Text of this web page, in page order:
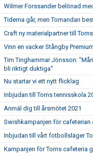
Wilmer Forssander belönad
Tiderna går, men Tornandan
Craft ny materialpartner till
Vinn en vacker Stångby
Tim Tinghammar Jönsson:
bli riktigt duktiga"
Nu startar vi ett nytt flicklag
Inbjudan till Torns tennisskola
Anmäl dig till årsmötet 2021
Swishkampanjen för cafeterian
Inbjudan till vårt fotbollsläger
Kampanjen för Torns cafeteria